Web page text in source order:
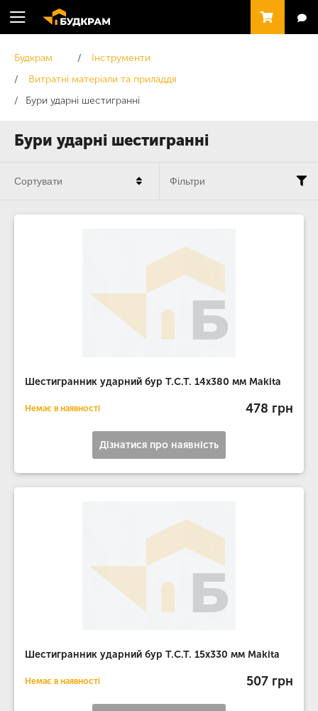
Бури ударні шестигранні
Будкрам
Інструменти
Витратні матеріали та приладдя
Бури ударні шестигранні
Шестигранник ударний бур T.C.T. 14х380 мм Makita
Немає в наявності 478 грн
Дізнатися про наявність
Шестигранник ударний бур T.C.T. 15х330 мм Makita
Немає в наявності 507 грн
Сортувати Фільтри